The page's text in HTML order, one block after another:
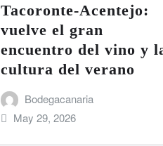
Tacoronte-Acentejo:
vuelve el gran
encuentro del vino y
cultura del verano
Bodegacanaria
May 29, 2026